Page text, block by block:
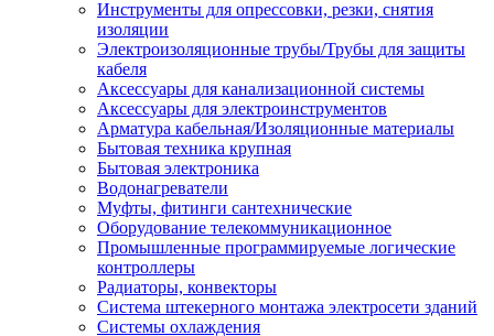
Инструменты для опрессовки, резки, снятия
изоляции
Электроизоляционные трубы/Трубы для защиты
кабеля
Аксессуары для канализационной системы
Аксессуары для электроинструментов
Арматура кабельная/Изоляционные материалы
Бытовая техника крупная
Бытовая электроника
Водонагреватели
Муфты, фитинги сантехнические
Оборудование телекоммуникационное
Промышленные программируемые логические
контроллеры
Радиаторы, конвекторы
Система штекерного монтажа электросети зданий
Системы охлаждения